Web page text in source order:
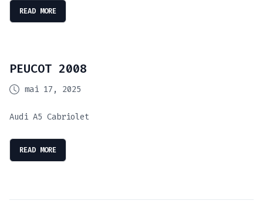
READ MORE
PEUCOT 2008
mai 17, 2025
Audi A5 Cabriolet
READ MORE